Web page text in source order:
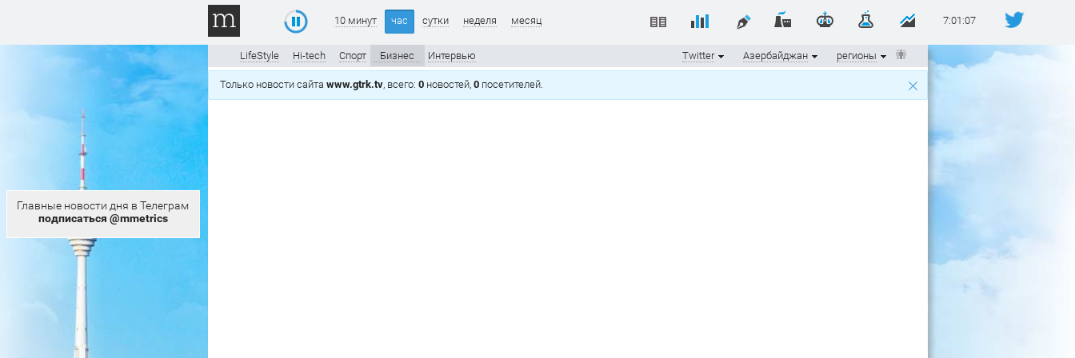
Главные новости дня в Телеграм
подписаться @mmetrics
7:01:07
10 минут час сутки неделя месяц
LifeStyle Hi-tech Спорт Бизнес Интервью регионы
Азербайджан
Twitter
Только новости сайта www.gtrk.tv, всего: 0 новостей, 0 посетителей.